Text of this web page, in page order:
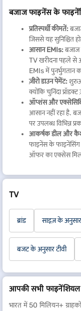
बजाज फाइनेंस के
प्रतिस्पर्धी कीमतें:
जिससे यह सुनिश्चित
आसान EMIs: बजाज
TV खरीदना पहले से
EMIs में पुनर्भुगतान
ज़ीरो डाउन पेमेंट:
क्योंकि चुनिंदा
ऑप्शंस और
आसान नहीं रहा है.
पर उपलब्ध विभिन्न
आकर्षक डील और
फाइनेंस के
ऑफर का एक्सेस
TV
ब्रांड साइज़ के अनुसार
बजट के अनुसार टीवी
आपकी सभी
भारत में 50 मिलियन+